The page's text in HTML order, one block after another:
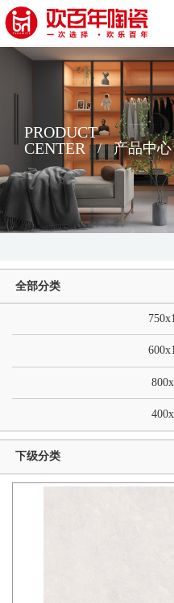
PRODUCT
CENTER
/ 产品中心
全部分类
下级分类